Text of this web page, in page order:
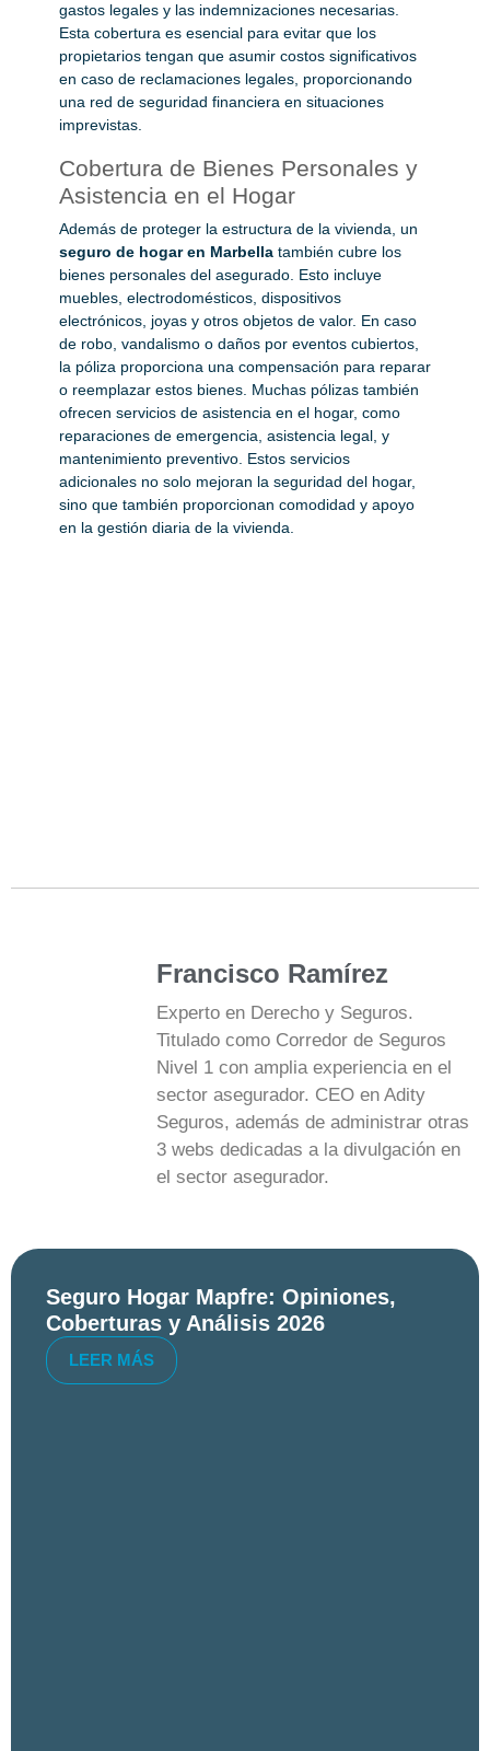
gastos legales y las indemnizaciones necesarias.
Esta cobertura es esencial para evitar que los
propietarios tengan que asumir costos significativos
en caso de reclamaciones legales, proporcionando
una red de seguridad financiera en situaciones
imprevistas.
Cobertura de Bienes Personales y
Asistencia en el Hogar
Además de proteger la estructura de la vivienda, un
seguro de hogar en Marbella también cubre los
bienes personales del asegurado. Esto incluye
muebles, electrodomésticos, dispositivos
electrónicos, joyas y otros objetos de valor. En caso
de robo, vandalismo o daños por eventos cubiertos,
la póliza proporciona una compensación para reparar
o reemplazar estos bienes. Muchas pólizas también
ofrecen servicios de asistencia en el hogar, como
reparaciones de emergencia, asistencia legal, y
mantenimiento preventivo. Estos servicios
adicionales no solo mejoran la seguridad del hogar,
sino que también proporcionan comodidad y apoyo
en la gestión diaria de la vivienda.
Francisco Ramírez
Experto en Derecho y Seguros.
Titulado como Corredor de Seguros
Nivel 1 con amplia experiencia en el
sector asegurador. CEO en Adity
Seguros, además de administrar otras
3 webs dedicadas a la divulgación en
el sector asegurador.
Seguro Hogar Mapfre: Opiniones,
Coberturas y Análisis 2026
LEER MÁS